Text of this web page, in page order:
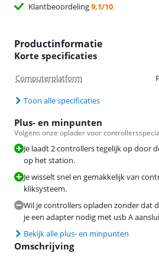
Klantbeoordeling9,1/10
Productinformatie
Korte specificaties
Computerplatform
Toon alle specificaties
Plus- en minpunten
Volgens onze oplader voor
Je laadt 2 controllers tegelijk op door
op het station.
Je wisselt snel en gemakkelijk van
kliksysteem.
Wil je controllers opladen zonder dat
je een adapter nodig met usb A
Bekijk alle plus- en minpunten
Omschrijving